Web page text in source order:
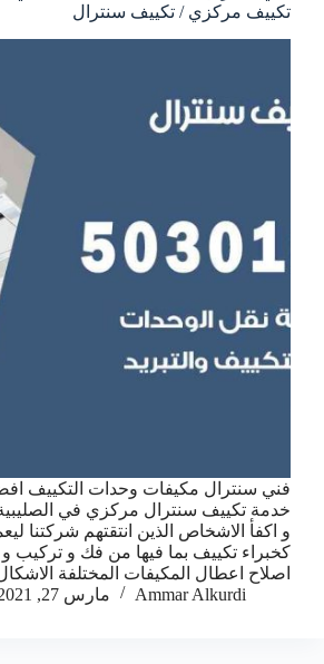
تكييف مركزي / تكييف سنترال
فني سنترال مكيفات وحدات التكييف
خدمة تكييف سنترال مركزي في
و اكفأ الاشخاص الذين انتقتهم شركتنا
كخبراء تكييف بما فيها من فك و تركيب و
اصلاح اعطال المكيفات المختلفة
Ammar Alkurdi
مارس 27, 2021